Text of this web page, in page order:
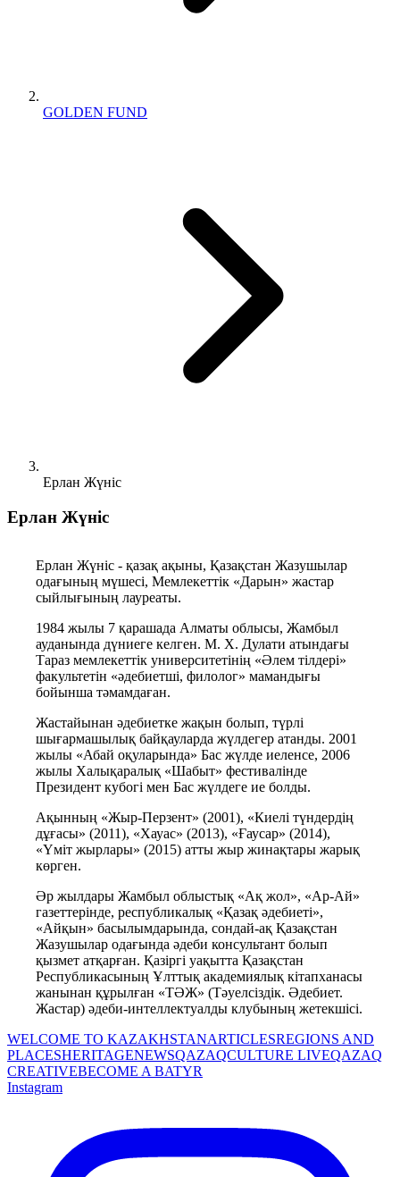
GOLDEN FUND
Ерлан Жүніс
Ерлан Жүніс
Ерлан Жүніс - қазақ ақыны, Қазақстан Жазушылар
одағының мүшесі, Мемлекеттік «Дарын» жастар
сыйлығының лауреаты.
1984 жылы 7 қарашада Алматы облысы, Жамбыл
ауданында дүниеге келген. М. Х. Дулати атындағы
Тараз мемлекеттік университетінің «Әлем тілдері»
факультетін «әдебиетші, филолог» мамандығы
бойынша тәмамдаған.
Жастайынан әдебиетке жақын болып, түрлі
шығармашылық байқауларда жүлдегер атанды. 2001
жылы «Абай оқуларында» Бас жүлде иеленсе, 2006
жылы Халықаралық «Шабыт» фестивалінде
Президент кубогі мен Бас жүлдеге ие болды.
Ақынның «Жыр-Перзент» (2001), «Киелі түндердің
дұғасы» (2011), «Хауас» (2013), «Ғаусар» (2014),
«Үміт жырлары» (2015) атты жыр жинақтары жарық
көрген.
Әр жылдары Жамбыл облыстық «Ақ жол», «Ар-Ай»
газеттерінде, республикалық «Қазақ әдебиеті»,
«Айқын» басылымдарында, сондай-ақ Қазақстан
Жазушылар одағында әдеби консультант болып
қызмет атқарған. Қазіргі уақытта Қазақстан
Республикасының Ұлттық академиялық кітапханасы
жанынан құрылған «ТӘЖ» (Тәуелсіздік. Әдебиет.
Жастар) әдеби-интеллектуалды клубының жетекшісі.
WELCOME TO KAZAKHSTANARTICLESREGIONS AND
PLACESHERITAGENEWSQAZAQCULTURE LIVEQAZAQ
CREATIVEBECOME A BATYR
Instagram